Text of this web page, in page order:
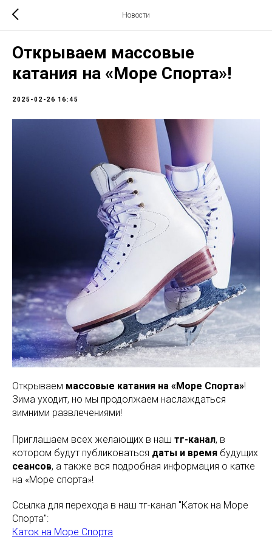
Новости
Открываем массовые
катания на «Море Спорта»!
2025-02-26 16:45
Открываем массовые катания на «Море Спорта»!
Зима уходит, но мы продолжаем наслаждаться
зимними развлечениями!
Приглашаем всех желающих в наш тг-канал, в
котором будут публиковаться даты и время будущих
сеансов, а также вся подробная информация о катке
на «Море спорта»!
Ссылка для перехода в наш тг-канал "Каток на Море
Спорта":
Каток на Море Спорта